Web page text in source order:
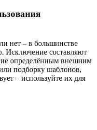
нет – в большинстве
Исключение составляют
определённым внешним
подборку шаблонов,
– используйте их для